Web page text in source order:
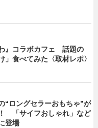
わ』コラボカフェ 話題の
」食べてみた〈取材レポ〉
“ロングセラーおもちゃ”が
「サイフおしゃれ」など
登場